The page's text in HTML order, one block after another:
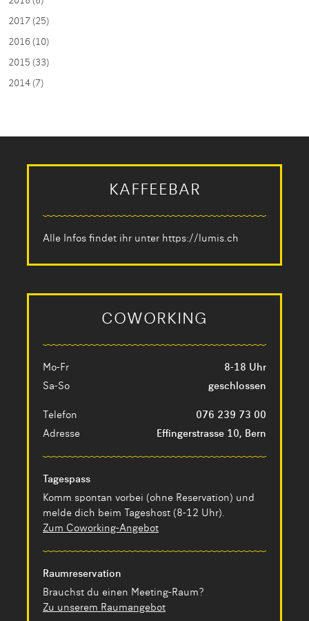
2017 (25)
2016 (10)
2015 (33)
2014 (7)
COWORKING
Mo-Fr
8-18 Uhr
Sa-So
geschlossen
Telefon
076 239 73 00
Adresse
Effingerstrasse 10, Bern
Tagespass
Komm spontan vorbei (ohne Reservation) und
melde dich beim Tageshost (8-12 Uhr).
Zum Coworking-Angebot
Raumreservation
Brauchst du einen Meeting-Raum?
Zu unserem Raumangebot
KAFFEEBAR
Alle Infos findet ihr unter https://lumis.ch